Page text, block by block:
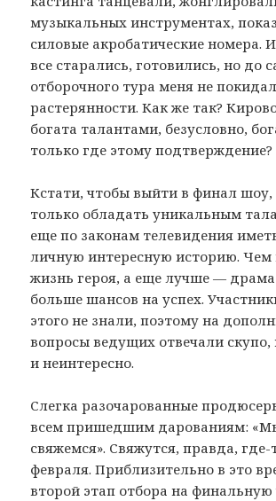
музыкальных инструментах,
силовые акробатические номера.
все старались, готовились, но до
отборочного тура меня не
растерянности. Как же так?
богата талантами, безусловно,
только где этому подтверждение?
Кстати, чтобы выйти в финал шоу,
только обладать уникальным
еще по законам телевидения
личную интересную историю. Чем
жизнь героя, а еще лучше —
больше шансов на успех.
этого не знали, поэтому на
вопросы ведущих отвечали скупо,
и неинтересно.
Слегка разочарованные
всем пришедшим дарованиям:
свяжемся». Свяжутся, правда, где-
февраля. Приблизительно в это
второй этап отбора на финальную